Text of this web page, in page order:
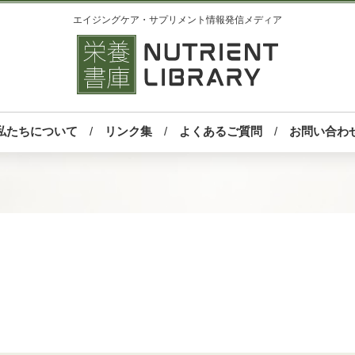
エイジングケア・サプリメント情報発信メディア
たちについて リンク集 よくあるご質問 お問い合わ